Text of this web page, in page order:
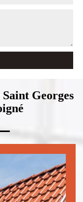
Georges